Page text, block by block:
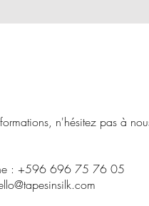
n'hésitez pas à
: +596 696 75 76 05